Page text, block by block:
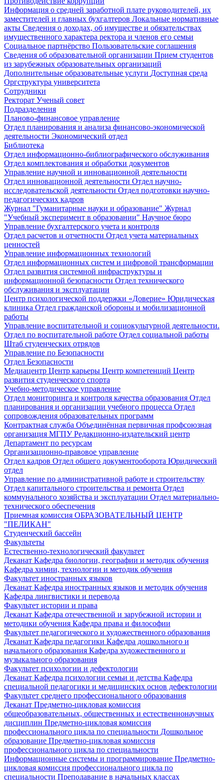
Информация о средней заработной плате руководителей, их
заместителей и главных бухгалтеров Локальные нормативные
акты Сведения о доходах, об имуществе и обязательствах
имущественного характера ректора и членов его семьи
Социальное партнёрство Пользовательские соглашения
Сведения об образовательной организации Прием студентов
из зарубежных образовательных организаций
Дополнительные образовательные услуги Доступная среда
Оргструктура университета
Сотрудники
Ректорат Ученый совет
Подразделения
Планово-финансовое управление
Отдел планирования и анализа финансово-экономической
деятельности Экономический отдел
Библиотека
Отдел информационно-библиографического обслуживания
Отдел комплектования и обработки документов
Управление научной и инновационной деятельности
Отдел инновационной деятельности Отдел научно-
исследовательской деятельности Отдел подготовки научно-
педагогических кадров
Журнал "Гуманитарные науки и образование" Журнал
"Учебный эксперимент в образовании" Научное бюро
Управление бухгалтерского учета и контроля
Отдел расчетов и отчетности Отдел учета материальных
ценностей
Управление информационных технологий
Отдел информационных систем и цифровой трансформации
Отдел развития системной инфраструктуры и
информационной безопасности Отдел технического
обслуживания и эксплуатации
Центр психологической поддержки «Доверие» Юридическая
клиника Отдел гражданской обороны и мобилизационной
работы
Управление воспитательной и социокультурной деятельности.
Отдел по воспитательной работе Отдел социальной работы
Штаб студенческих отрядов
Управление по Безопасности
Отдел Безопасности
Медиацентр Центр карьеры Центр компетенций Центр
развития студенческого спорта
Учебно-методическое управление
Отдел мониторинга и контроля качества образования Отдел
планирования и организации учебного процесса Отдел
сопровождения образовательных программ
Контрактная служба Объединённая первичная профсоюзная
организация МГПУРедакционно-издательский центр
Департамент по ресурсам
Организационно-правовое управление
Отдел кадров Отдел общего документооборота Юридический
отдел
Управление по административной работе и строительству
Отдел капитального строительства и ремонта Отдел
коммунального хозяйства и эксплуатации Отдел материально-
технического обеспечения
Приемная комиссия ОБРАЗОВАТЕЛЬНЫЙ ЦЕНТР
"ПЕЛИКАН"
Студенческий бассейн
Факультеты
Естественно-технологический факультет
Деканат Кафедра биологии, географии и методик обучения
Кафедра химии, технологии и методик обучения
Факультет иностранных языков
Деканат Кафедра иностранных языков и методик обучения
Кафедра лингвистики и перевода
Факультет истории и права
Деканат Кафедра отечественной и зарубежной истории и
методики обучения Кафедра права и философии
Факультет педагогического и художественного образования
Деканат Кафедра педагогики Кафедра дошкольного и
начального образования Кафедра художественного и
музыкального образования
Факультет психологии и дефектологии
Деканат Кафедра психологии семьи и детства Кафедра
специальной педагогики и медицинских основ дефектологии
Факультет среднего профессионального образования
Деканат Предметно-цикловая комиссия
общеобразовательных, общественных и естественнонаучных
дисциплин Предметно-цикловая комиссия
профессионального цикла по специальности Дошкольное
образование Предметно-цикловая комиссия
профессионального цикла по специальности
Информационные системы и программирование Предметно-
цикловая комиссия профессионального цикла по
специальности Преподавание в начальных классах